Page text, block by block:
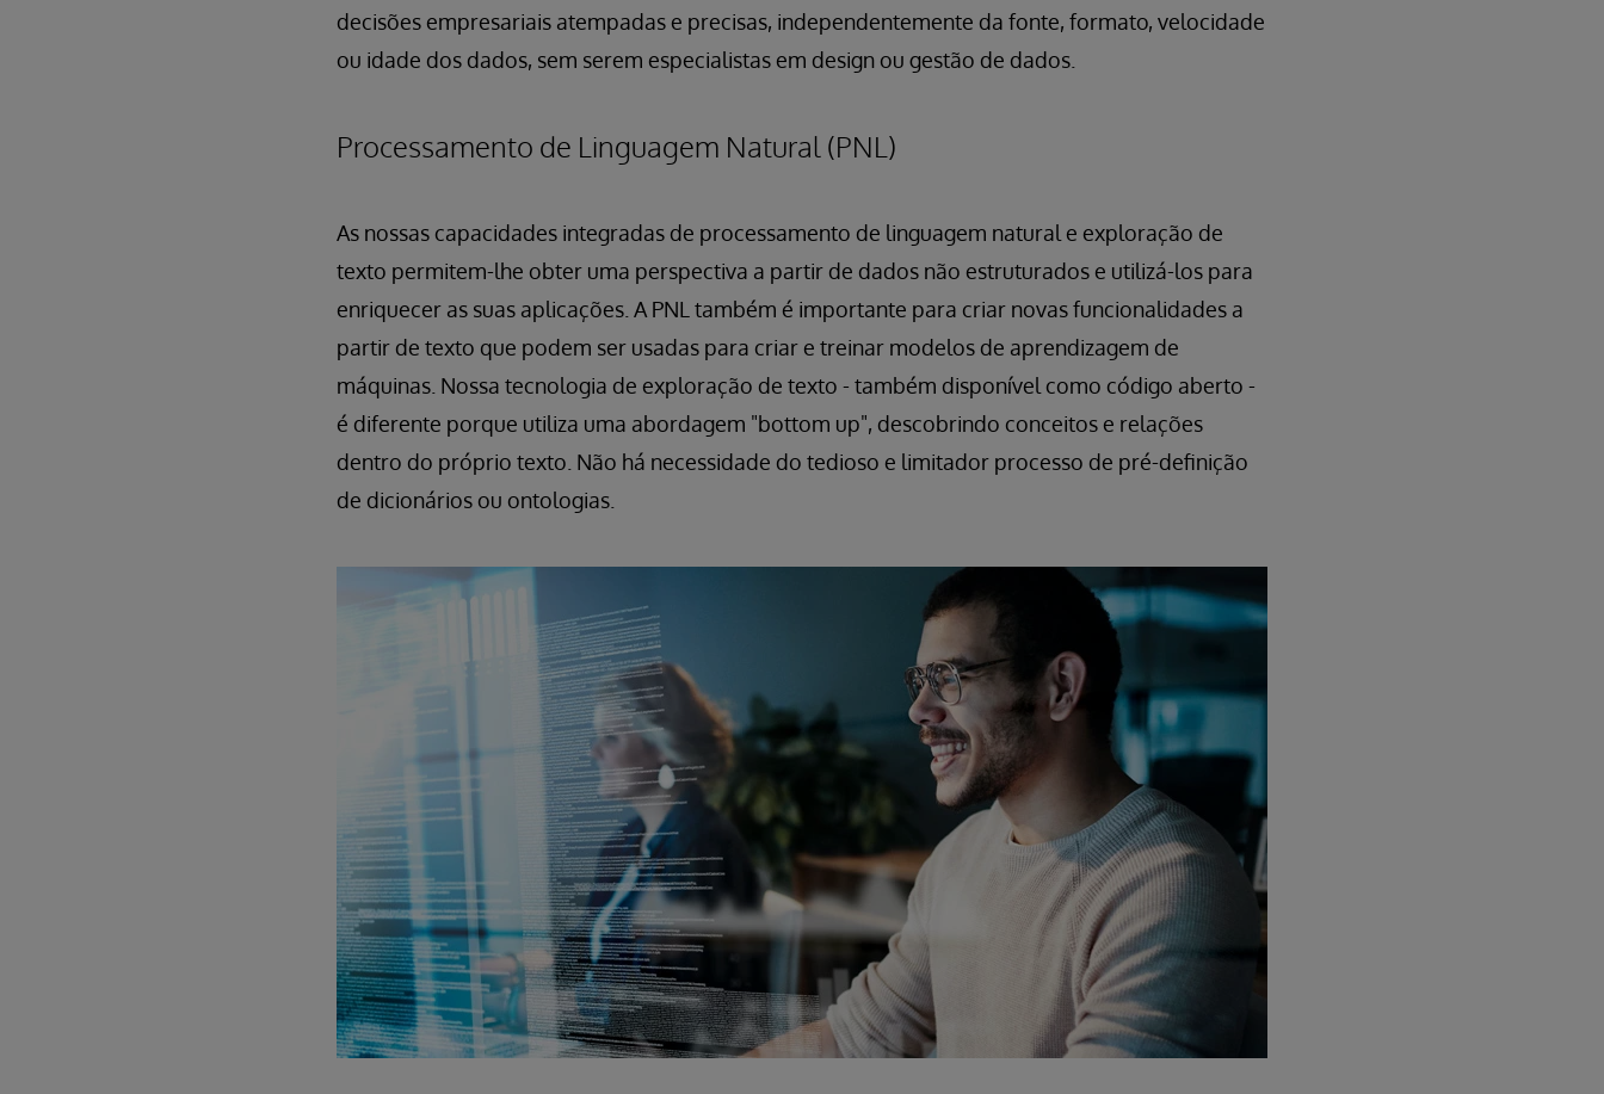
decisões empresariais atempadas e precisas, independentemente da fonte, formato, velocidade
ou idade dos dados, sem serem especialistas em design ou gestão de dados.
Processamento de Linguagem Natural (PNL)
As nossas capacidades integradas de processamento de linguagem natural e exploração de
texto permitem-lhe obter uma perspectiva a partir de dados não estruturados e utilizá-los para
enriquecer as suas aplicações. A PNL também é importante para criar novas funcionalidades a
partir de texto que podem ser usadas para criar e treinar modelos de aprendizagem de
máquinas. Nossa tecnologia de exploração de texto - também disponível como código aberto -
é diferente porque utiliza uma abordagem "bottom up", descobrindo conceitos e relações
dentro do próprio texto. Não há necessidade do tedioso e limitador processo de pré-definição
de dicionários ou ontologias.